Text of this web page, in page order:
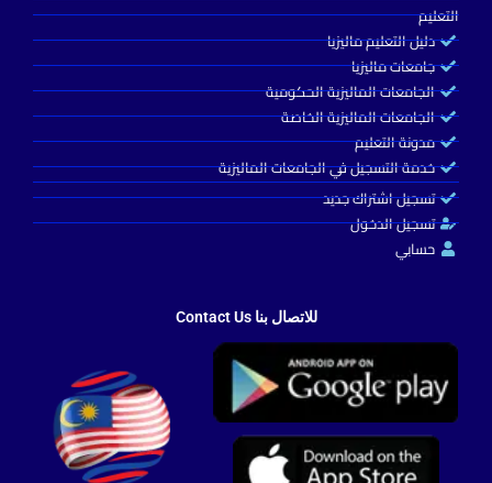
التعليم
دليل التعليم ماليزيا
جامعات ماليزيا
الجامعات الماليزية الحكومية
الجامعات الماليزية الخاصة
مدونة التعليم
خدمة التسجيل في الجامعات الماليزية
تسجيل اشتراك جديد
تسجيل الدخول
حسابي
للاتصال بنا Contact Us